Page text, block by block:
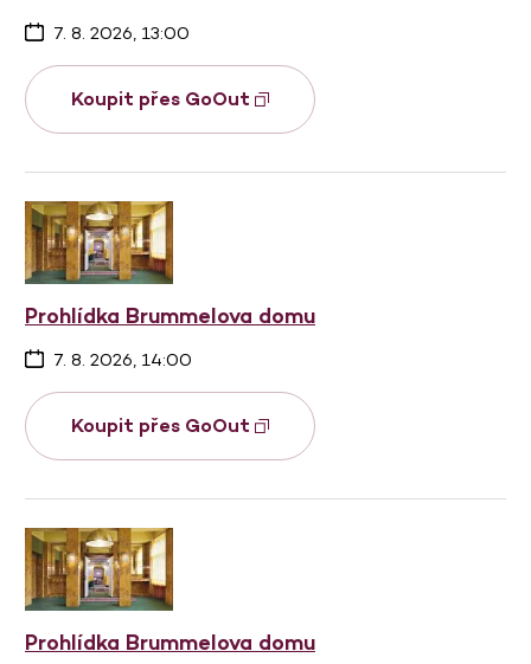
7. 8. 2026, 13:00
Koupit přes GoOut
Prohlídka Brummelova domu
7. 8. 2026, 14:00
Koupit přes GoOut
Prohlídka Brummelova domu